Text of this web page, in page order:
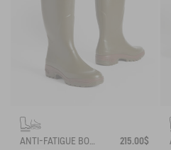
215.00$